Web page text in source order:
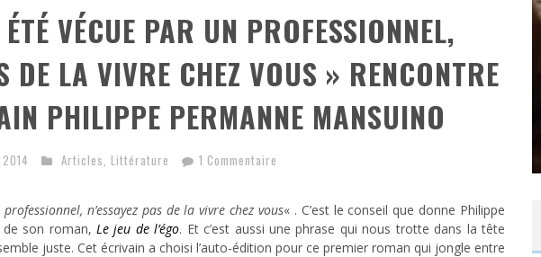
VÉCUE PAR UN PROFESSIONNEL,
DE LA VIVRE CHEZ VOUS » RENCONTRE
PHILIPPE PERMANNE MANSUINO
Articles, Littérature 1 Commentaire
n’essayez pas de la vivre chez vous« . C’est le conseil que donne Philippe
son roman, Le jeu de l’égo. Et c’est aussi une phrase qui nous trotte dans la tête
juste. Cet écrivain a choisi l’auto-édition pour ce premier roman qui jongle entre